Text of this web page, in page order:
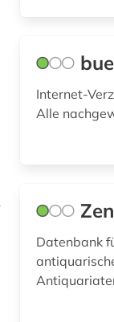
Internet-
Alle
Datenbank